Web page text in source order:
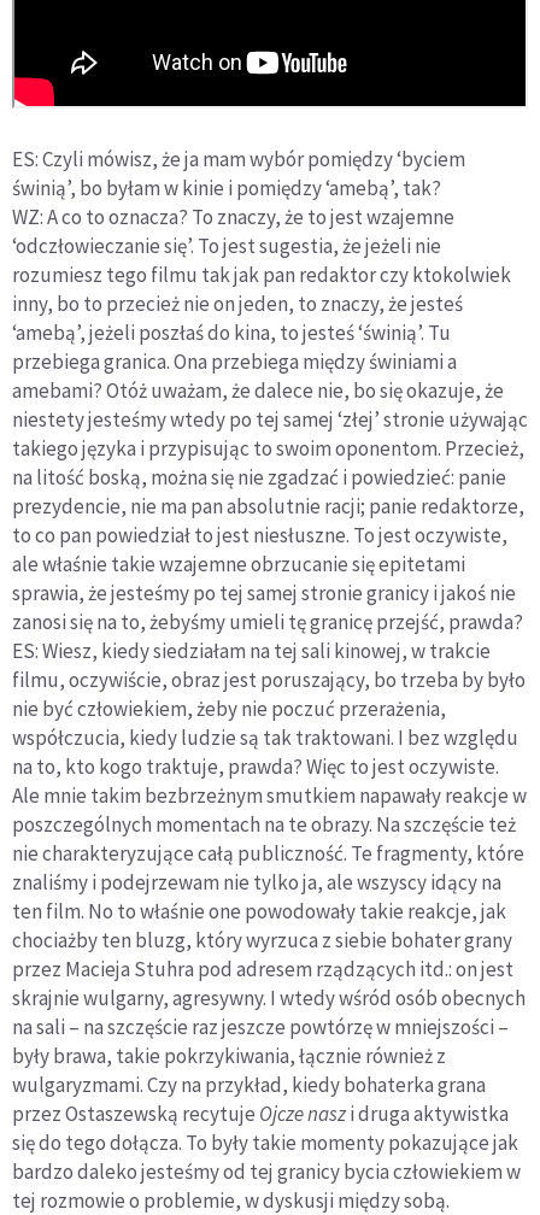
ES: Czyli mówisz, że ja mam wybór pomiędzy ‘byciem
świnią’, bo byłam w kinie i pomiędzy ‘amebą’, tak?
WZ: A co to oznacza? To znaczy, że to jest wzajemne
‘odczłowieczanie się’. To jest sugestia, że jeżeli nie
rozumiesz tego filmu tak jak pan redaktor czy ktokolwiek
inny, bo to przecież nie on jeden, to znaczy, że jesteś
‘amebą’, jeżeli poszłaś do kina, to jesteś ‘świnią’. Tu
przebiega granica. Ona przebiega między świniami a
amebami? Otóż uważam, że dalece nie, bo się okazuje, że
niestety jesteśmy wtedy po tej samej ‘złej’ stronie używając
takiego języka i przypisując to swoim oponentom. Przecież,
na litość boską, można się nie zgadzać i powiedzieć: panie
prezydencie, nie ma pan absolutnie racji; panie redaktorze,
to co pan powiedział to jest niesłuszne. To jest oczywiste,
ale właśnie takie wzajemne obrzucanie się epitetami
sprawia, że jesteśmy po tej samej stronie granicy i jakoś nie
zanosi się na to, żebyśmy umieli tę granicę przejść, prawda?
ES: Wiesz, kiedy siedziałam na tej sali kinowej, w trakcie
filmu, oczywiście, obraz jest poruszający, bo trzeba by było
nie być człowiekiem, żeby nie poczuć przerażenia,
współczucia, kiedy ludzie są tak traktowani. I bez względu
na to, kto kogo traktuje, prawda? Więc to jest oczywiste.
Ale mnie takim bezbrzeżnym smutkiem napawały reakcje w
poszczególnych momentach na te obrazy. Na szczęście też
nie charakteryzujące całą publiczność. Te fragmenty, które
znaliśmy i podejrzewam nie tylko ja, ale wszyscy idący na
ten film. No to właśnie one powodowały takie reakcje, jak
chociażby ten bluzg, który wyrzuca z siebie bohater grany
przez Macieja Stuhra pod adresem rządzących itd.: on jest
skrajnie wulgarny, agresywny. I wtedy wśród osób obecnych
na sali – na szczęście raz jeszcze powtórzę w mniejszości –
były brawa, takie pokrzykiwania, łącznie również z
wulgaryzmami. Czy na przykład, kiedy bohaterka grana
przez Ostaszewską recytuje Ojcze naszi druga aktywistka
się do tego dołącza. To były takie momenty pokazujące jak
bardzo daleko jesteśmy od tej granicy bycia człowiekiem w
tej rozmowie o problemie, w dyskusji między sobą.